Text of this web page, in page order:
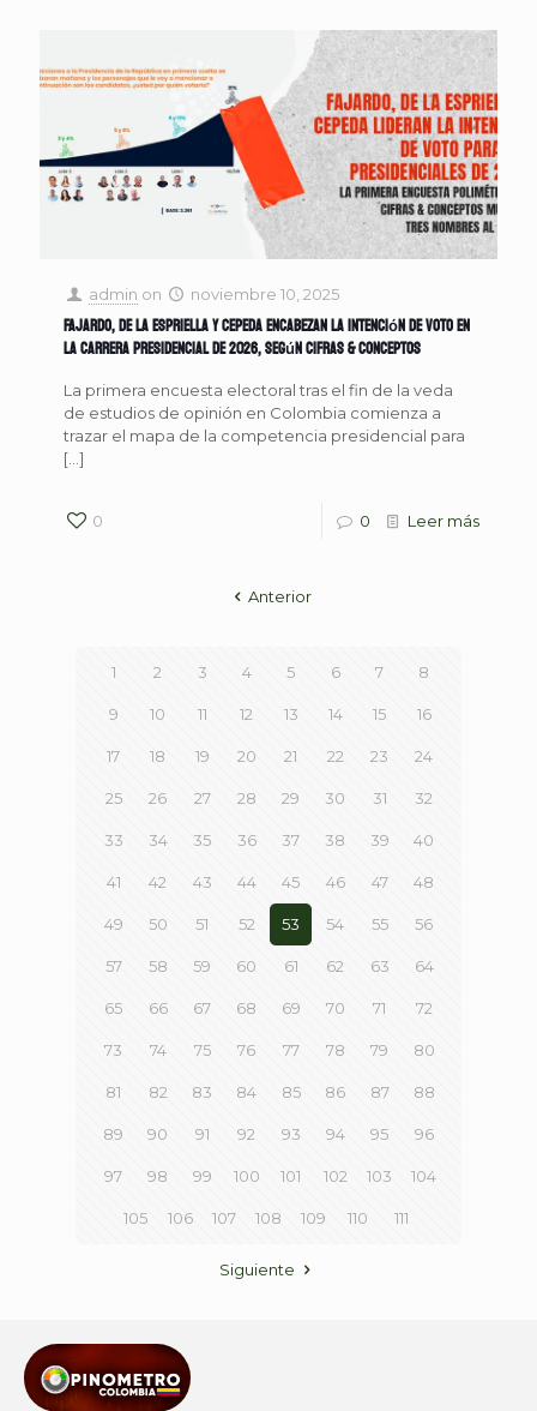
admin on noviembre 10, 2025
Fajardo, De la Espriella y Cepeda encabezan la intención de voto en
la carrera presidencial de 2026, según Cifras & Conceptos
La primera encuesta electoral tras el fin de la veda
de estudios de opinión en Colombia comienza a
trazar el mapa de la competencia presidencial para
[…]
0 0 Leer más
Anterior
1 2 3 4 5 6 7 8
9 10 11 12 13 14 15 16
17 18 19 20 21 22 23 24
25 26 27 28 29 30 31 32
33 34 35 36 37 38 39 40
41 42 43 44 45 46 47 48
49 50 51 52 53 54 55 56
57 58 59 60 61 62 63 64
65 66 67 68 69 70 71 72
73 74 75 76 77 78 79 80
81 82 83 84 85 86 87 88
89 90 91 92 93 94 95 96
97 98 99 100 101 102 103 104
105 106 107 108 109 110 111
Siguiente